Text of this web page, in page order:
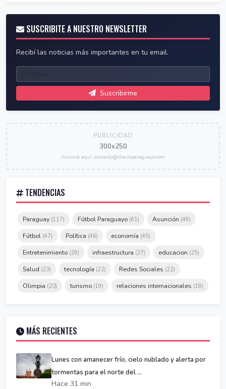
SUSCRIBITE A NUESTRO NEWSLETTER
Recibí las noticias más importantes en tu email.
Suscribirme
PUBLICIDAD
300x250
Anunciá aquí: contacto@diarioparaguayo.com
TENDENCIAS
Paraguay (117) Fútbol Paraguayo (61) Asunción (49)
Fútbol (47) Política (46) economía (45)
Entretenimiento (29) infraestructura (27) educacion (25)
Salud (23) tecnología (22) Redes Sociales (22)
Olimpia (20) turismo (19) relaciones internacionales (18)
MÁS RECIENTES
Lunes con amanecer frío, cielo nublado y alerta por
tormentas para el norte del ...
Hace 31 min